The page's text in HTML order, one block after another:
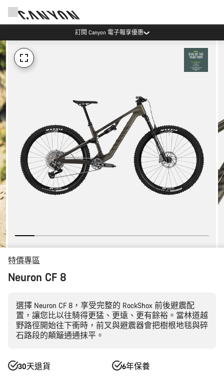
Canyon Events
特價專區
Neuron CF 8
選擇 Neuron CF 8，享受完整的 RockShox 前後避震配
置，讓您比以往騎得更猛、更遠、更有餘裕。當林道越
野路徑開始往下衝時，前叉與避震器會把樹根地毯與碎
石路段的顛簸通通抹平。
30天退貨 6年保養